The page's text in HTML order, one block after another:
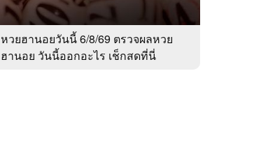
หวยฮานอยวันนี้ 6/8/69 ตรวจผลหวย
ฮานอย วันนี้ออกอะไร เช็กสดที่นี่